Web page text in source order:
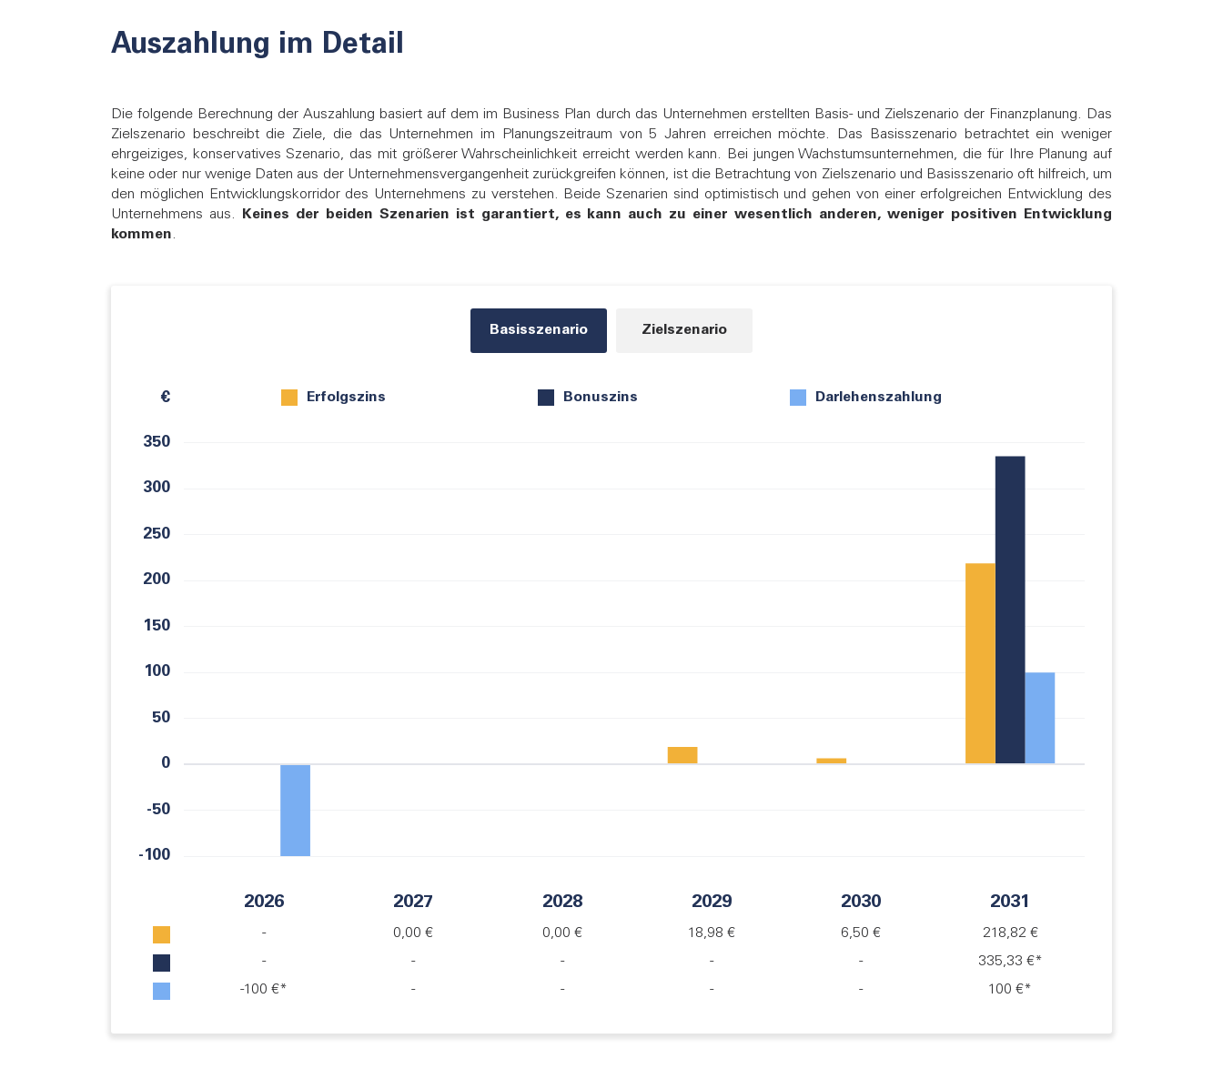
Auszahlung im Detail
Die folgende Berechnung der Auszahlung basiert auf dem im Business Plan durch das Unternehmen erstellten Basis- und Zielszenario der Finanzplanung. Das
Zielszenario beschreibt die Ziele, die das Unternehmen im Planungszeitraum von5 Jahren erreichen möchte. Das Basisszenario betrachtet ein weniger
ehrgeiziges, konservatives Szenario, das mit größerer Wahrscheinlichkeit erreicht werden kann. Bei jungen Wachstumsunternehmen, die für Ihre Planung auf
keine oder nur wenige Daten aus der Unternehmensvergangenheit zurückgreifen können, ist die Betrachtung von Zielszenario und Basisszenario oft hilfreich, um
den möglichen Entwicklungskorridor des Unternehmens zu verstehen. Beide Szenarien sind optimistisch und gehen von einer erfolgreichen Entwicklung des
Unternehmens aus.
Keines der beiden Szenarien ist garantiert, es kann auch zu einer wesentlich anderen, weniger positiven Entwicklung
kommen.
Basisszenario Zielszenario
Erfolgszins Bonuszins Darlehenszahlung
€
2026
-
-
-100 €*
2027
0,00 €
-
-
2028
0,00 €
-
-
2029
18,98 €
-
-
2030
6,50 €
-
-
2031
218,82 €
335,33 €*
100 €*